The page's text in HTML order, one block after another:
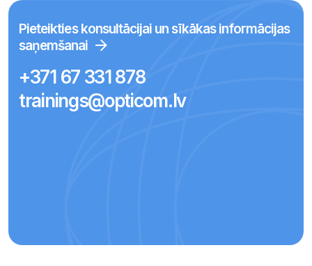
Pieteikties konsultācijai un sīkākas informācijas
saņemšanai
+371 67 331 878
trainings@opticom.lv